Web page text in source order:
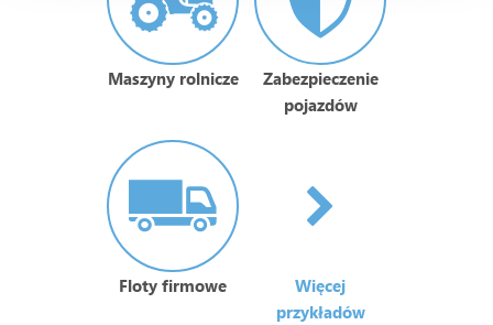
Maszyny rolnicze
Zabezpieczenie
pojazdów
Floty firmowe
Więcej
przykładów